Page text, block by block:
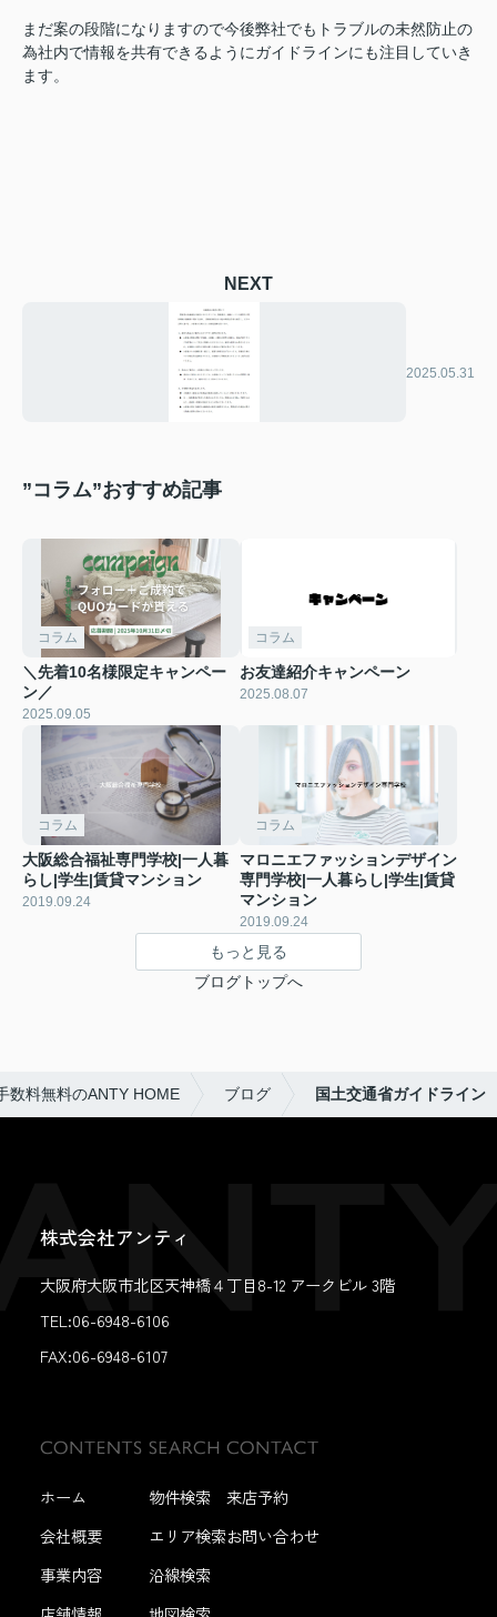
まだ案の段階になりますので今後弊社でもトラブルの未然防止の
為社内で情報を共有できるようにガイドラインにも注目していき
ます。
NEXT
2025.05.31
”コラム”おすすめ記事
コラム
＼先着10名様限定キャンペー
ン／
2025.09.05
コラム
お友達紹介キャンペーン
2025.08.07
コラム
大阪総合福祉専門学校|一人暮
らし|学生|賃貸マンション
2019.09.24
コラム
マロニエファッションデザイン
専門学校|一人暮らし|学生|賃貸
マンション
2019.09.24
もっと見る
ブログトップへ
数料無料のANTY HOME ブログ 国土交通省ガイドライン
株式会社アンティ
大阪府大阪市北区天神橋４丁目8-12 アークビル 3階
TEL:06-6948-6106
FAX:06-6948-6107
ホーム
会社概要
事業内容
物件検索
エリア検索
沿線検索
来店予約
お問い合わせ